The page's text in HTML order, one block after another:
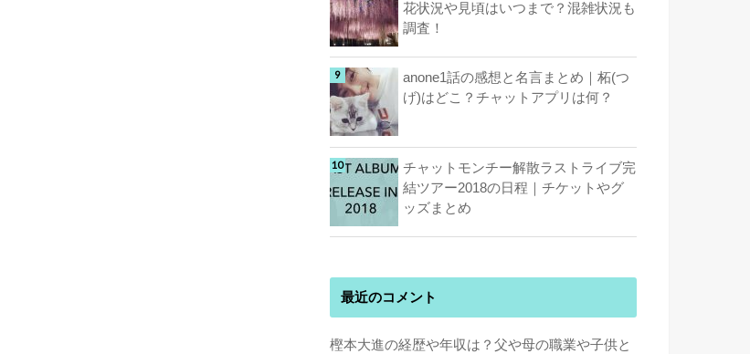
花状況や見頃はいつまで？混雑状況も
調査！
anone1話の感想と名言まとめ｜柘(つ
げ)はどこ？チャットアプリは何？
チャットモンチー解散ラストライブ完
結ツアー2018の日程｜チケットやグ
ッズまとめ
最近のコメント
樫本大進の経歴や年収は？父や母の職業や子供と